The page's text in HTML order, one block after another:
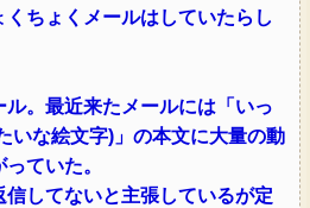
ちょくメールはしていたらし
。最近来たメールには「いっ
いな絵文字)」の本文に大量の動
ていた。
してないと主張しているが定